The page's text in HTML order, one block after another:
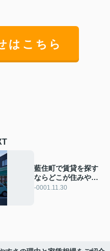
はこちら
藍住町で賃貸を探す
ならどこが住みやす
い？おすすめエリア
-0001.11.30